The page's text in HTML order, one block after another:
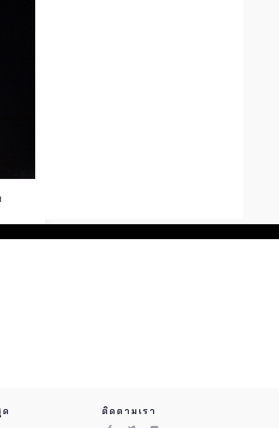
ติดตามเรา